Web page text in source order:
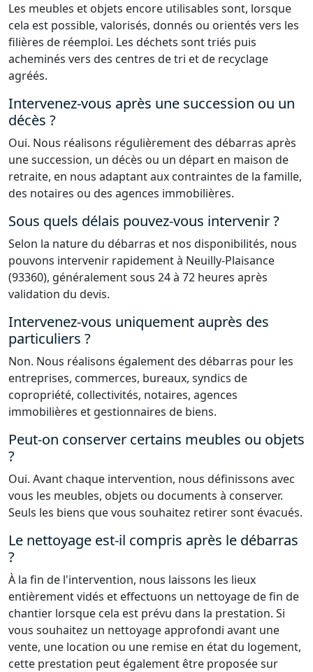
Les meubles et objets encore utilisables sont, lorsque
cela est possible, valorisés, donnés ou orientés vers les
filières de réemploi. Les déchets sont triés puis
acheminés vers des centres de tri et de recyclage
agréés.
Intervenez-vous après une succession ou un
décès ?
Oui. Nous réalisons régulièrement des débarras après
une succession, un décès ou un départ en maison de
retraite, en nous adaptant aux contraintes de la famille,
des notaires ou des agences immobilières.
Sous quels délais pouvez-vous intervenir ?
Selon la nature du débarras et nos disponibilités, nous
pouvons intervenir rapidement à Neuilly-Plaisance
(93360), généralement sous 24 à 72 heures après
validation du devis.
Intervenez-vous uniquement auprès des
particuliers ?
Non. Nous réalisons également des débarras pour les
entreprises, commerces, bureaux, syndics de
copropriété, collectivités, notaires, agences
immobilières et gestionnaires de biens.
Peut-on conserver certains meubles ou objets
?
Oui. Avant chaque intervention, nous définissons avec
vous les meubles, objets ou documents à conserver.
Seuls les biens que vous souhaitez retirer sont évacués.
Le nettoyage est-il compris après le débarras
?
À la fin de l'intervention, nous laissons les lieux
entièrement vidés et effectuons un nettoyage de fin de
chantier lorsque cela est prévu dans la prestation. Si
vous souhaitez un nettoyage approfondi avant une
vente, une location ou une remise en état du logement,
cette prestation peut également être proposée sur